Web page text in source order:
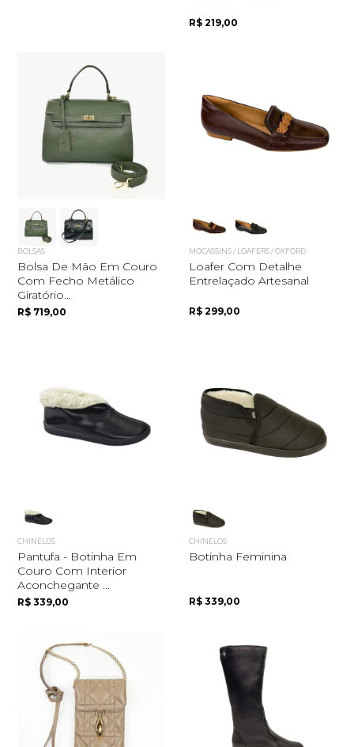
Quero me cadastrar
R$ 219,00
BOLSAS
Bolsa De Mão Em Couro
Com Fecho Metálico
Giratório...
R$ 719,00
MOCASSINS / LOAFERS / OXFORD
Loafer Com Detalhe
Entrelaçado Artesanal
R$ 299,00
CHINELOS
Pantufa - Botinha Em
Couro Com Interior
Aconchegante ...
R$ 339,00
CHINELOS
Botinha Feminina
R$ 339,00